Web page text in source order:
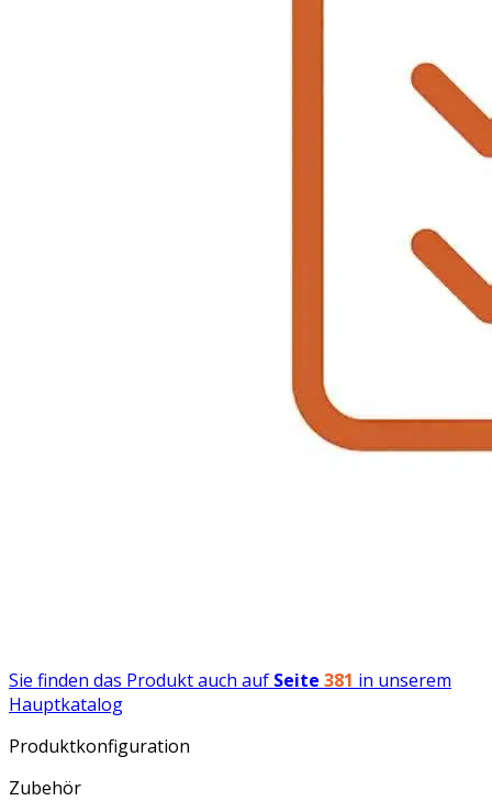
Sie finden das Produkt auch auf Seite 381 in unserem
Hauptkatalog
Produktkonfiguration
Zubehör